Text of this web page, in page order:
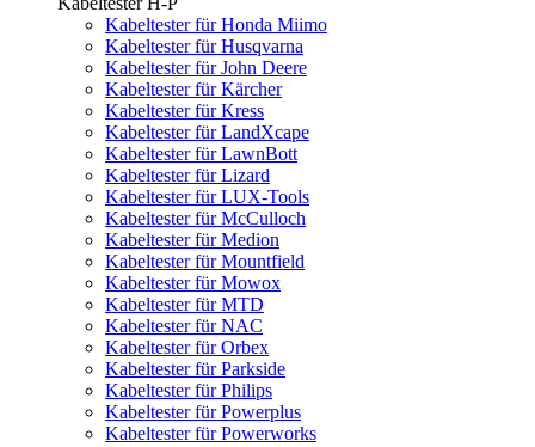
Kabeltester für Honda Miimo
Kabeltester für Husqvarna
Kabeltester für John Deere
Kabeltester für Kärcher
Kabeltester für Kress
Kabeltester für LandXcape
Kabeltester für LawnBott
Kabeltester für Lizard
Kabeltester für LUX-Tools
Kabeltester für McCulloch
Kabeltester für Medion
Kabeltester für Mountfield
Kabeltester für Mowox
Kabeltester für MTD
Kabeltester für NAC
Kabeltester für Orbex
Kabeltester für Parkside
Kabeltester für Philips
Kabeltester für Powerplus
Kabeltester für Powerworks